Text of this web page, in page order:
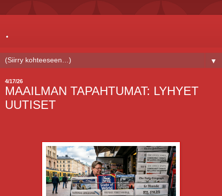
.
▼
4/17/26
MAAILMAN TAPAHTUMAT: LYHYET
UUTISET